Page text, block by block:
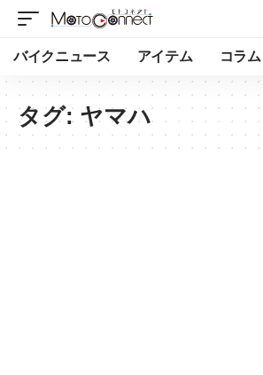
バイクニュース アイテム コラム
タグ: ヤマハ